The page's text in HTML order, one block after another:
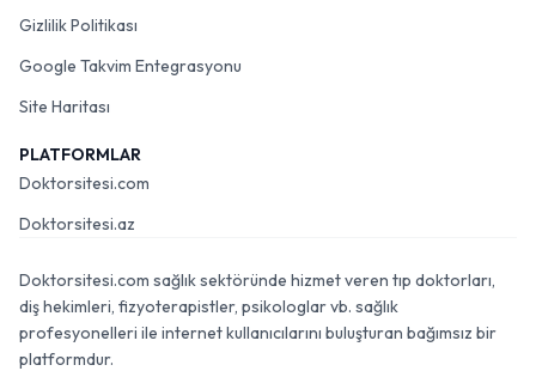
Gizlilik Politikası
Google Takvim Entegrasyonu
Site Haritası
PLATFORMLAR
Doktorsitesi.com
Doktorsitesi.az
Doktorsitesi.com sağlık sektöründe hizmet veren tıp doktorları,
diş hekimleri, fizyoterapistler, psikologlar vb. sağlık
profesyonelleri ile internet kullanıcılarını buluşturan bağımsız bir
platformdur.